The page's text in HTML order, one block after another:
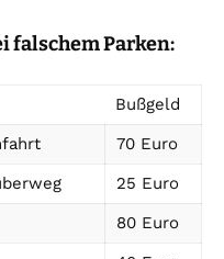
falschem Parken:
Bußgeld
70 Euro
25 Euro
80 Euro